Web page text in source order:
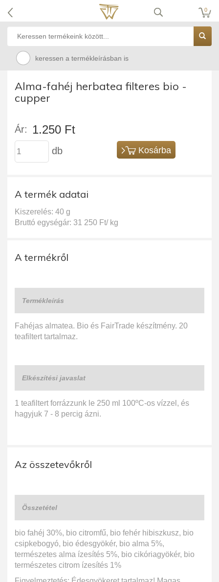
0
keressen a termékleírásban is
Alma-fahéj herbatea filteres bio -
cupper
Ár: 1.250 Ft
db Kosárba
A termék adatai
Kiszerelés: 40 g
Bruttó egységár: 31 250 Ft/ kg
A termékről
Termékleírás
Fahéjas almatea. Bio és FairTrade készítmény. 20
teafiltert tartalmaz.
Elkészítési javaslat
1 teafiltert forrázzunk le 250 ml 100ºC-os vízzel, és
hagyjuk 7 - 8 percig ázni.
Az összetevőkről
Összetétel
bio fahéj 30%, bio citromfű, bio fehér hibiszkusz, bio
csipkebogyó, bio édesgyökér, bio alma 5%,
természetes alma ízesítés 5%, bio cikóriagyökér, bio
természetes citrom ízesítés 1%